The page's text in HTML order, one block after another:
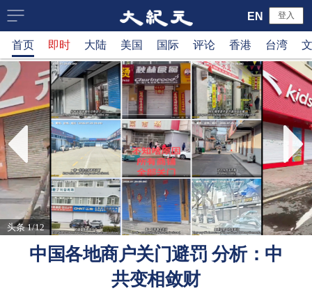
大
纪
元
新
闻
网
登入
EN
首页 即时 大陆 美国 国际 评论 香港 台湾
头条 1/12
中国各地商户关门避罚 分析：中
共变相敛财